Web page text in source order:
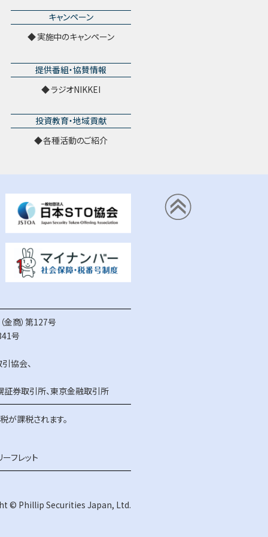
キャンペーン
実施中のキャンペーン
提供番組・協賛情報
ラジオNIKKEI
投資教育・地域貢献
各種活動のご紹介
商）第127号
号
協会、
証券取引所、東京金融取引所
課税されます。
フレット
© Phillip Securities Japan, Ltd.